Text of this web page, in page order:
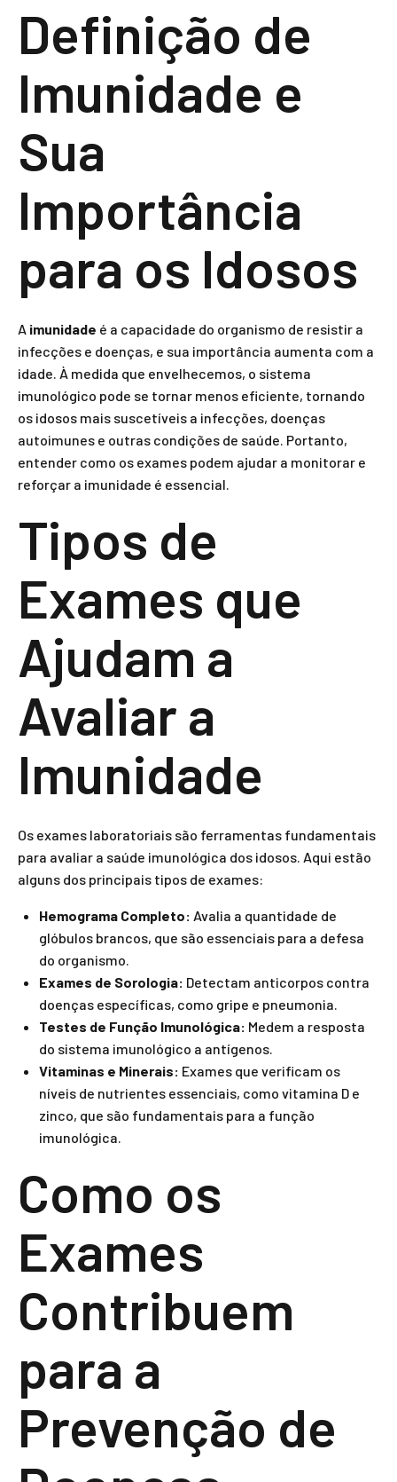
Definição de
Imunidade e
Sua
Importância
para os Idosos
A imunidade é a capacidade do organismo de resistir a
infecções e doenças, e sua importância aumenta com a
idade. À medida que envelhecemos, o sistema
imunológico pode se tornar menos eficiente, tornando
os idosos mais suscetíveis a infecções, doenças
autoimunes e outras condições de saúde. Portanto,
entender como os exames podem ajudar a monitorar e
reforçar a imunidade é essencial.
Tipos de
Exames que
Ajudam a
Avaliar a
Imunidade
Os exames laboratoriais são ferramentas fundamentais
para avaliar a saúde imunológica dos idosos. Aqui estão
alguns dos principais tipos de exames:
Hemograma Completo: Avalia a quantidade de
glóbulos brancos, que são essenciais para a defesa
do organismo.
Exames de Sorologia: Detectam anticorpos contra
doenças específicas, como gripe e pneumonia.
Testes de Função Imunológica: Medem a resposta
do sistema imunológico a antígenos.
Vitaminas e Minerais: Exames que verificam os
níveis de nutrientes essenciais, como vitamina D e
zinco, que são fundamentais para a função
imunológica.
Como os
Exames
Contribuem
para a
Prevenção de